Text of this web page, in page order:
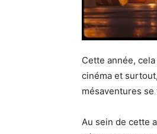
Cette année,
cinéma et
mésaventures
Au sein de cette